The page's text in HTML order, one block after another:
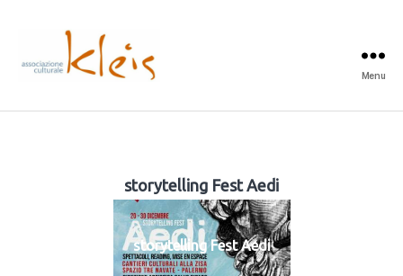
Culturale
Menu
storytelling Fest Aedi
storytelling Fest Aedi